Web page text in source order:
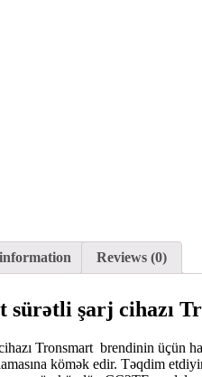
Reviews (0)
sürətli şarj cihazı
Tronsmart brendinin üçün
kömək edir. Təqdim